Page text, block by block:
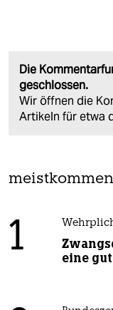
Die
geschlossen.
Wir öffnen die
Artikeln für etwa
1
eine